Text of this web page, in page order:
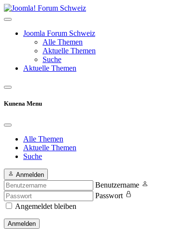
Joomla Forum Schweiz
Alle Themen
Aktuelle Themen
Suche
Aktuelle Themen
Kunena Menu
Alle Themen
Aktuelle Themen
Suche
Anmelden
Benutzername
Passwort
Angemeldet bleiben
Anmelden